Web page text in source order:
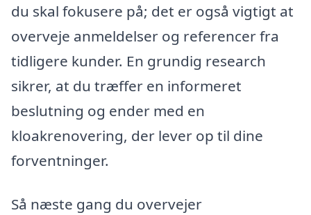
du skal fokusere på; det er også vigtigt at
overveje anmeldelser og referencer fra
tidligere kunder. En grundig research
sikrer, at du træffer en informeret
beslutning og ender med en
kloakrenovering, der lever op til dine
forventninger.
Så næste gang du overvejer